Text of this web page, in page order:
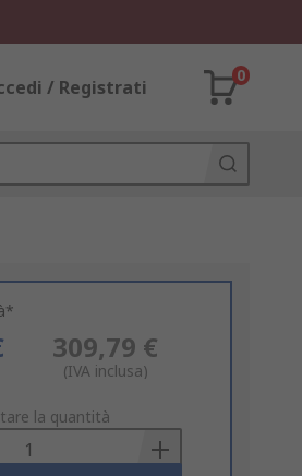
/ Registrati
0
309,79 €
(IVA inclusa)
la quantità